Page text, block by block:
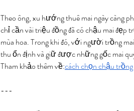
Theo ông, xu hướng thuê mai ngày càng
chỉ cần vài triệu đồng đã có chậu mai đẹp
mùa hoa. Trong khi đó, với người trồng
thu ổn định và giữ được những gốc mai
Tham khảo thêm về:cách chọn chậu trồng
---